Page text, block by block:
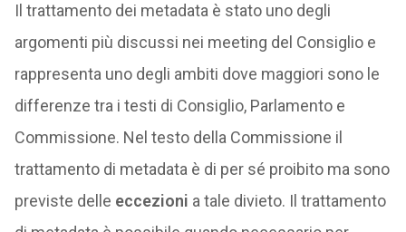
Il trattamento dei metadata è stato uno degli
argomenti più discussi nei meeting del Consiglio e
rappresenta uno degli ambiti dove maggiori sono le
differenze tra i testi di Consiglio, Parlamento e
Commissione. Nel testo della Commissione il
trattamento di metadata è di per sé proibito ma sono
previste delle eccezioni a tale divieto. Il trattamento